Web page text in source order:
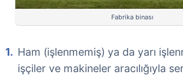
Fabrika binası
Ham (işlenmemiş) ya da yarı
işçiler ve makineler aracılığıyla